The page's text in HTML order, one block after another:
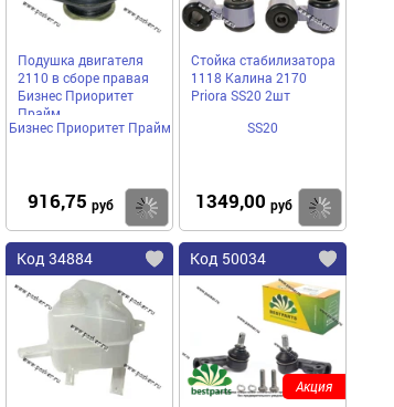
Подушка двигателя
2110 в сборе правая
Бизнес Приоритет
Прайм
Бизнес Приоритет Прайм
916,75 руб Купить
Стойка стабилизатора
1118 Калина 2170
Priora SS20 2шт
SS20
1349,00 руб
Код 34884 Код 50034
Акция